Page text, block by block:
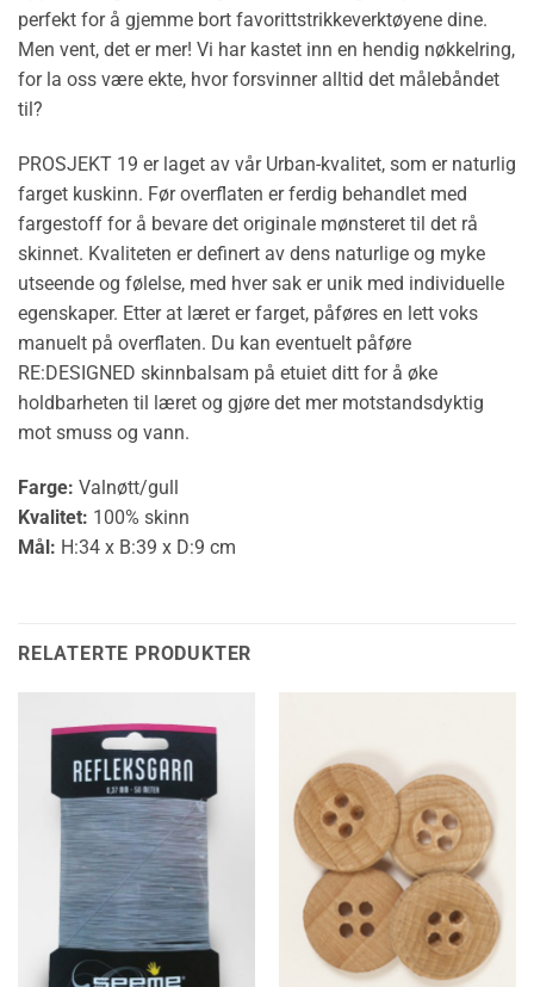
perfekt for å gjemme bort favorittstrikkeverktøyene dine.
Men vent, det er mer! Vi har kastet inn en hendig nøkkelring,
for la oss være ekte, hvor forsvinner alltid det målebåndet
til?
PROSJEKT 19 er laget av vår Urban-kvalitet, som er naturlig
farget kuskinn. Før overflaten er ferdig behandlet med
fargestoff for å bevare det originale mønsteret til det rå
skinnet. Kvaliteten er definert av dens naturlige og myke
utseende og følelse, med hver sak er unik med individuelle
egenskaper. Etter at læret er farget, påføres en lett voks
manuelt på overflaten. Du kan eventuelt påføre
RE:DESIGNED skinnbalsam på etuiet ditt for å øke
holdbarheten til læret og gjøre det mer motstandsdyktig
mot smuss og vann.
Farge: Valnøtt/gull
Kvalitet: 100% skinn
Mål: H:34 x B:39 x D:9 cm
RELATERTE PRODUKTER